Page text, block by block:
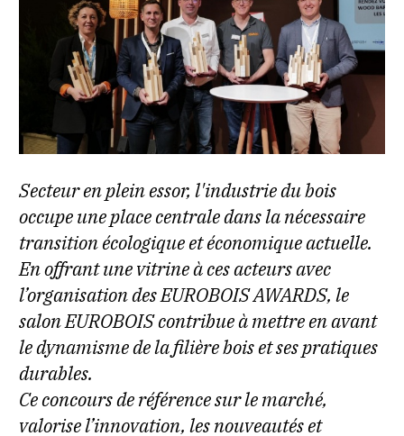
Secteur en plein essor, l'industrie du bois
occupe une place centrale dans la nécessaire
transition écologique et économique actuelle.
En offrant une vitrine à ces acteurs avec
l’organisation des EUROBOIS AWARDS, le
salon EUROBOIS contribue à mettre en avant
le dynamisme de la filière bois et ses pratiques
durables.
Ce concours de référence sur le marché,
valorise l’innovation, les nouveautés et